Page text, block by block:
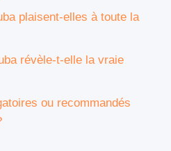
plaisent-elles à toute la
révèle-t-elle la vraie
ou recommandés